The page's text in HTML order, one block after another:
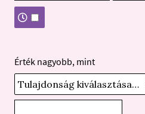
Érték nagyobb, mint